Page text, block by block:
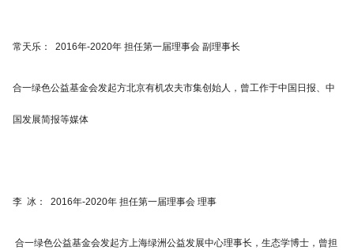
常天乐： 2016年-2020年 担任第一届理事会 副理事长
合一绿色公益基金会发起方北京有机农夫市集创始人，曾工作于中国日报、中
国发展简报等媒体
李 冰： 2016年-2020年 担任第一届理事会 理事
合一绿色公益基金会发起方上海绿洲公益发展中心理事长，生态学博士，曾担